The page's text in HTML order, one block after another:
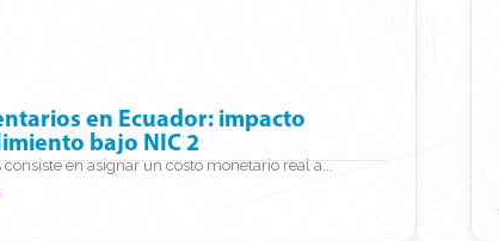
en Ecuador: impacto
bajo NIC 2
en asignar un costo monetario real a...